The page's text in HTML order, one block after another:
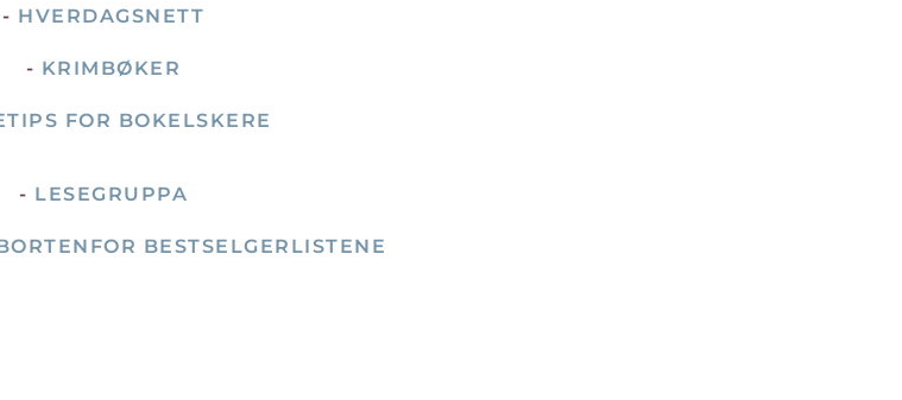
- HVERDAGSNETT
- KRIMBØKER
FOR BOKELSKERE
- LESEGRUPPA
BESTSELGERLISTENE